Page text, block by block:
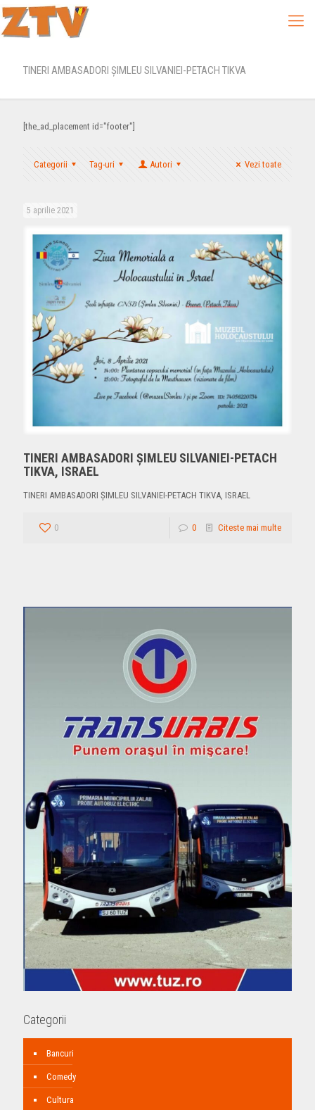
TINERI AMBASADORI ȘIMLEU SILVANIEI-PETACH TIKVA
[the_ad_placement id="footer"]
Categorii Tag-uri Autori Vezi toate
5 aprilie 2021
TINERI AMBASADORI ȘIMLEU SILVANIEI-PETACH
TIKVA, ISRAEL
TINERI AMBASADORI ȘIMLEU SILVANIEI-PETACH TIKVA, ISRAEL
0 0 Citeste mai multe
Categorii
Bancuri
Comedy
Cultura